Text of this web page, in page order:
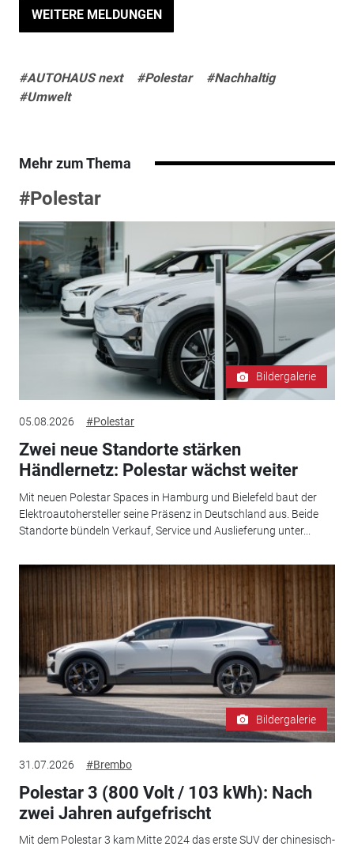
WEITERE MELDUNGEN
#AUTOHAUS next #Polestar
#Nachhaltig
#Umwelt
Mehr zum Thema
#Polestar
Bildergalerie
05.08.2026 #Polestar
Zwei neue Standorte stärken
Händlernetz: Polestar wächst weiter
Mit neuen Polestar Spaces in Hamburg und Bielefeld baut der
Elektroautohersteller seine Präsenz in Deutschland aus. Beide
Standorte bündeln Verkauf, Service und Auslieferung unter...
Bildergalerie
31.07.2026 #Brembo
Polestar 3 (800 Volt / 103 kWh): Nach
zwei Jahren aufgefrischt
Mit dem Polestar 3 kam Mitte 2024 das erste SUV der chinesisch-